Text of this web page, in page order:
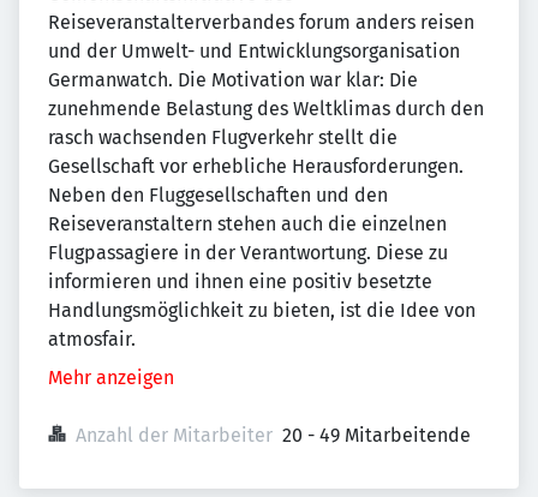
Reiseveranstalterverbandes forum anders reisen
und der Umwelt- und Entwicklungsorganisation
Germanwatch. Die Motivation war klar: Die
zunehmende Belastung des Weltklimas durch den
rasch wachsenden Flugverkehr stellt die
Gesellschaft vor erhebliche Herausforderungen.
Neben den Fluggesellschaften und den
Reiseveranstaltern stehen auch die einzelnen
Flugpassagiere in der Verantwortung. Diese zu
informieren und ihnen eine positiv besetzte
Handlungsmöglichkeit zu bieten, ist die Idee von
atmosfair.
Mehr anzeigen
Anzahl der Mitarbeiter 20 - 49 Mitarbeitende